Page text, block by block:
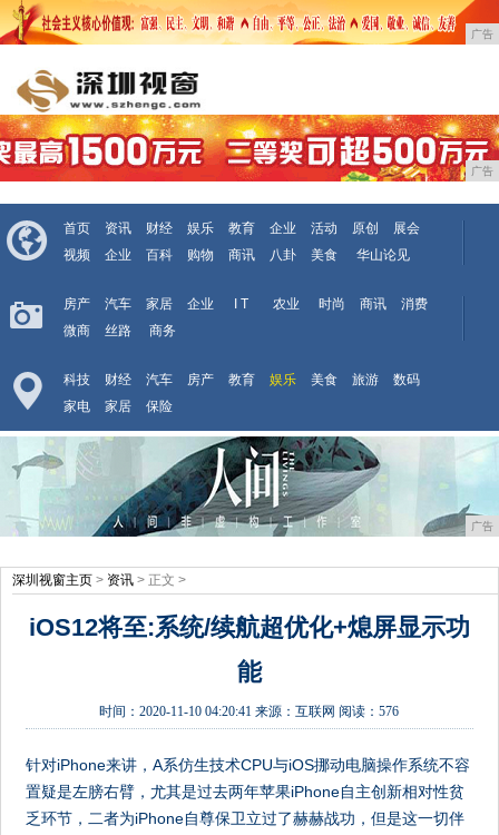
广告
广告
首页 资讯 财经 娱乐 教育 企业 活动 原创
展会
视频
企业 百科 购物 商讯 八卦 美食 华山论见
房产 汽车 家居 企业 I T 农业 时尚 商讯
消费
微商
丝路 商务
科技 财经 汽车 房产 教育 娱乐 美食 旅游
数码
家电
家居 保险
广告
深圳视窗主页 > 资讯 > 正文 >
iOS12将至:系统/续航超优化+熄屏显示功
能
时间：2020-11-10 04:20:41 来源：互联网 阅读：576
针对iPhone来讲，A系仿生技术CPU与iOS挪动电脑操作系统不容
置疑是左膀右臂，尤其是过去两年苹果iPhone自主创新相对性贫
乏环节，二者为iPhone自尊保卫立过了赫赫战功，但是这一切伴